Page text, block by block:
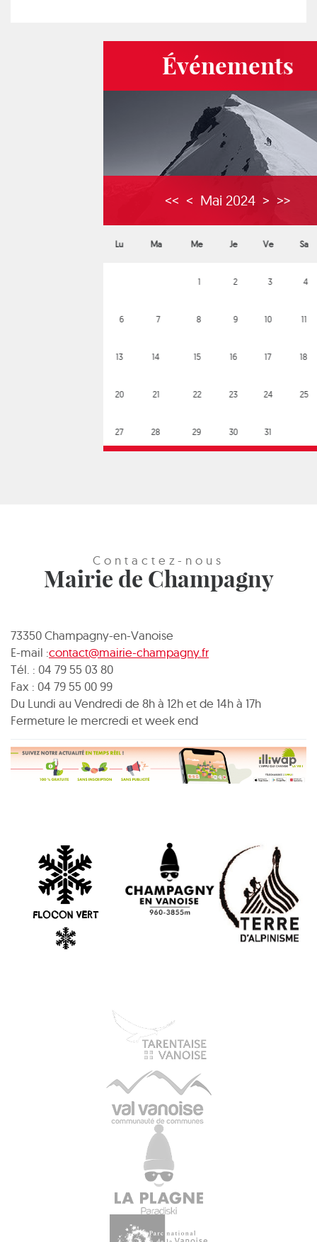
Événements
Mai 2024 >>
Me Je Ve Sa Di
3 4 5
8 9 10 11 12
17 18 19
22 24 25 26
29 30 31
Contactez-nous
Mairie de Champagny
73350 Champagny-en-Vanoise
E-mail :contact@mairie-champagny.fr
Tél. : 04 79 55 03 80
Fax : 04 79 55 00 99
Du Lundi au Vendredi de 8h à 12h et de 14h à 17h
Fermeture le mercredi et week end